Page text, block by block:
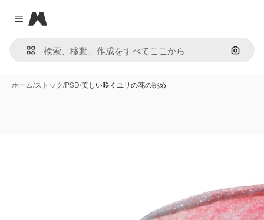
Close menu
Magnific
画像で
ホーム/ストック/PSD/美しい咲くユリの花の眺め